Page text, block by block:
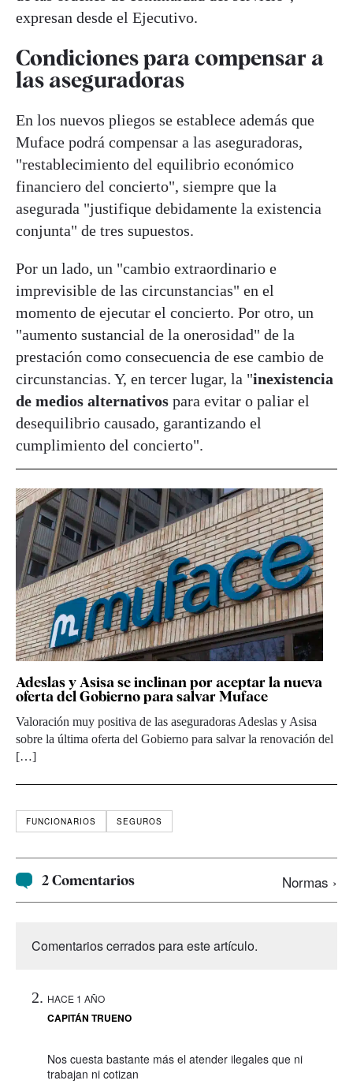
expresan desde el Ejecutivo.
Condiciones para compensar a
las aseguradoras
En los nuevos pliegos se establece además que
Muface podrá compensar a las aseguradoras,
"restablecimiento del equilibrio económico
financiero del concierto", siempre que la
asegurada "justifique debidamente la existencia
conjunta" de tres supuestos.
Por un lado, un "cambio extraordinario e
imprevisible de las circunstancias" en el
momento de ejecutar el concierto. Por otro, un
"aumento sustancial de la onerosidad" de la
prestación como consecuencia de ese cambio de
circunstancias. Y, en tercer lugar, la "inexistencia
de medios alternativos para evitar o paliar el
desequilibrio causado, garantizando el
cumplimiento del concierto".
Adeslas y Asisa se inclinan por aceptar la nueva
oferta del Gobierno para salvar Muface
Valoración muy positiva de las aseguradoras Adeslas y Asisa
sobre la última oferta del Gobierno para salvar la renovación del
[…]
FUNCIONARIOS SEGUROS
2 Comentarios Normas ›
Comentarios cerrados para este artículo.
HACE 1 AÑO
CAPITÁN TRUENO
Nos cuesta bastante más el atender ilegales que ni
trabajan ni cotizan